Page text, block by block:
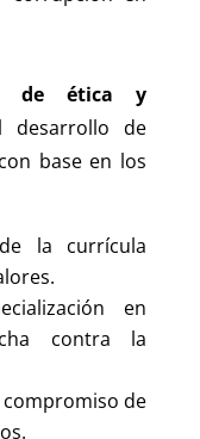
de ética y
desarrollo de
base en los
la currícula
en
contra la
de